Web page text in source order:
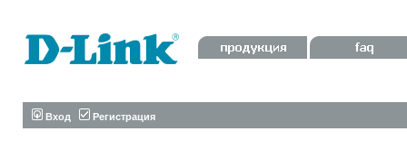
Вход Регистрация